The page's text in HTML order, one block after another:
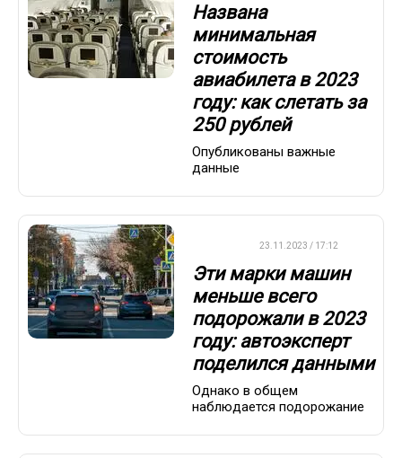
Названа
минимальная
стоимость
авиабилета в 2023
году: как слетать за
250 рублей
Опубликованы важные
данные
23.11.2023 / 17:12
Эти марки машин
меньше всего
подорожали в 2023
году: автоэксперт
поделился данными
Однако в общем
наблюдается подорожание